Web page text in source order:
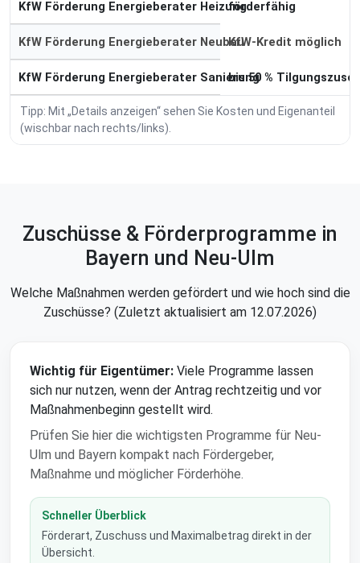
KfW Förderung Energieberater Heizungförderfähig
KfW Förderung Energieberater NeubauKfW-Kredit möglich
KfW Förderung Energieberater Sanierung
bis 50 %
Tipp: Mit „Details anzeigen“ sehen Sie Kosten und Eigenanteil
(wischbar nach rechts/links).
Zuschüsse & Förderprogramme in
Bayern und Neu-Ulm
Welche Maßnahmen werden gefördert und wie hoch sind die
Zuschüsse? (Zuletzt aktualisiert am 12.07.2026)
Wichtig für Eigentümer: Viele Programme lassen
sich nur nutzen, wenn der Antrag rechtzeitig und vor
Maßnahmenbeginn gestellt wird.
Prüfen Sie hier die wichtigsten Programme für Neu-
Ulm und Bayern kompakt nach Fördergeber,
Maßnahme und möglicher Förderhöhe.
Schneller Überblick
Förderart, Zuschuss und Maximalbetrag direkt in der
Übersicht.